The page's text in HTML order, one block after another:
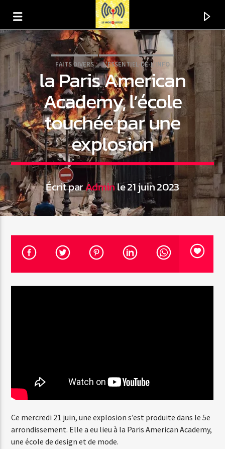
En ce moment
Titre
Artiste
Web-Radio-Années 70
FAITS DIVERS L'ESSENTIEL-DE-L'INFO
la Paris American
Academy, l’école
touchée par une
explosion
Écrit parAdminle 21 juin 2023
Ce mercredi 21 juin, une explosion s’est produite dans le 5e
arrondissement. Elle a eu lieu à la Paris American Academy,
une école de design et de mode.